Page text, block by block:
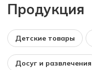
Продукция
Детские товары
Досуг и развлечения